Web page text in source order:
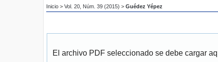
Inicio > Vol. 20, Núm. 39 (2015) > Guédez Yépez
El archivo PDF seleccionado se debe cargar